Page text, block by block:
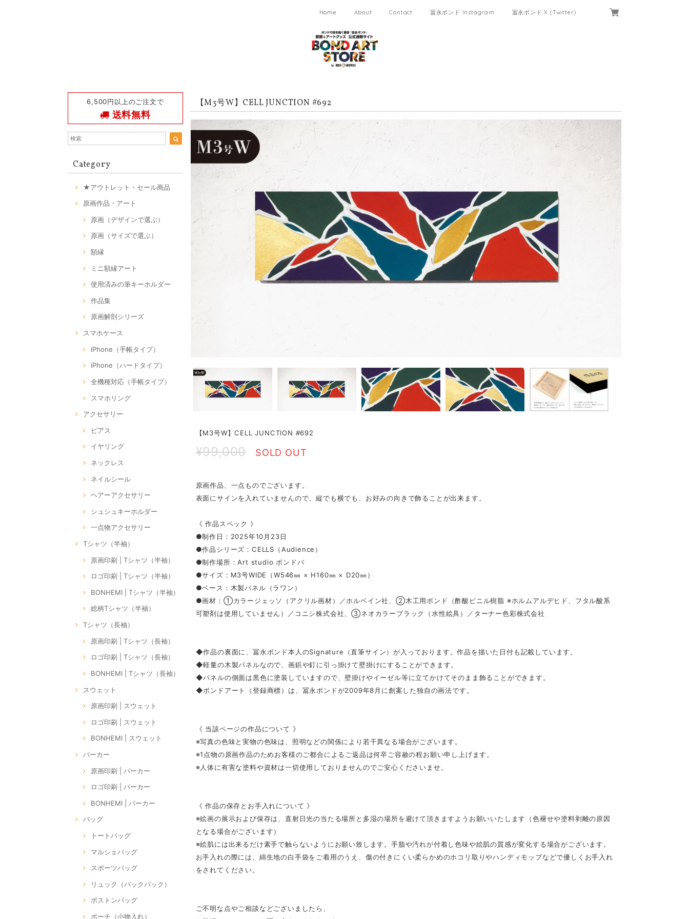
Home About Contact 冨永ボンド Instagram 冨永ボンド X (Twitter)
6,500円以上のご注文で
送料無料
Category
★アウトレット・セール商品
原画作品・アート
原画（デザインで選ぶ）
原画（サイズで選ぶ）
額縁
ミニ額縁アート
使用済みの筆キーホルダー
作品集
原画解剖シリーズ
スマホケース
iPhone（手帳タイプ）
iPhone（ハードタイプ）
全機種対応（手帳タイプ）
スマホリング
アクセサリー
ピアス
イヤリング
ネックレス
ネイルシール
ヘアーアクセサリー
シュシュキーホルダー
一点物アクセサリー
Tシャツ（半袖）
原画印刷 | Tシャツ（半袖）
ロゴ印刷 | Tシャツ（半袖）
BONHEMI | Tシャツ（半袖）
総柄Tシャツ（半袖）
Tシャツ（長袖）
原画印刷 | Tシャツ（長袖）
ロゴ印刷 | Tシャツ（長袖）
BONHEMI | Tシャツ（長袖）
スウェット
原画印刷 | スウェット
ロゴ印刷 | スウェット
BONHEMI | スウェット
パーカー
原画印刷 | パーカー
ロゴ印刷 | パーカー
BONHEMI | パーカー
バッグ
トートバッグ
マルシェバッグ
スポーツバッグ
リュック（バックパック）
ボストンバッグ
ポーチ（小物入れ）
【M3号W】CELL JUNCTION #692
【M3号W】CELL JUNCTION #692
¥99,000 SOLD OUT
原画作品、一点ものでございます。
表面にサインを入れていませんので、縦でも横でも、お好みの向きで飾ることが出来ます。
《 作品スペック 》
●制作日：2025年10月23日
●作品シリーズ：CELLS（Audience）
●制作場所：Art studio ボンドバ
●サイズ：M3号WIDE（W546㎜ × H160㎜ × D20㎜）
●ベース：木製パネル（ラワン）
●画材：①カラージェッソ（アクリル画材）／ホルベイン社、②木工用ボンド（酢酸ビニル樹脂 ※ホルムアルデヒド、フタル酸系
可塑剤は使用していません）／コニシ株式会社、③ネオカラーブラック（水性絵具）／ターナー色彩株式会社
◆作品の裏面に、冨永ボンド本人のSignature（直筆サイン）が入っております。作品を描いた日付も記載しています。
◆軽量の木製パネルなので、画鋲や釘に引っ掛けて壁掛けにすることができます。
◆パネルの側面は黒色に塗装していますので、壁掛けやイーゼル等に立てかけてそのまま飾ることができます。
◆ボンドアート（登録商標）は、冨永ボンドが2009年8月に創案した独自の画法です。
《 当該ページの作品について 》
※写真の色味と実物の色味は、照明などの関係により若干異なる場合がございます。
※1点物の原画作品のためお客様のご都合によるご返品は何卒ご容赦の程お願い申し上げます。
※人体に有害な塗料や資材は一切使用しておりませんのでご安心くださいませ。
《 作品の保存とお手入れについて 》
※絵画の展示および保存は、直射日光の当たる場所と多湿の場所を避けて頂きますようお願いいたします（色褪せや塗料剥離の原因
となる場合がございます）
※絵肌には出来るだけ素手で触らないようにお願い致します。手脂や汚れが付着し色味や絵肌の質感が変化する場合がございます。
お手入れの際には、綿生地の白手袋をご着用のうえ、傷の付きにくい柔らかめのホコリ取りやハンディモップなどで優しくお手入れ
をされてください。
ご不明な点やご相談などございましたら、